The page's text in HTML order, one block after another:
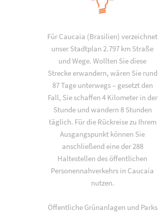
Für Caucaia (Brasilien) verzeichnet
unser Stadtplan 2.797 km Straße
und Wege. Wollten Sie diese
Strecke erwandern, wären Sie rund
87 Tage unterwegs – gesetzt den
Fall, Sie schaffen 4 Kilometer in der
Stunde und wandern 8 Stunden
täglich. Für die Rückreise zu Ihrem
Ausgangspunkt können Sie
anschließend eine der 288
Haltestellen des öffentlichen
Personennahverkehrs in Caucaia
nutzen.
Öffentliche Grünanlagen und Parks